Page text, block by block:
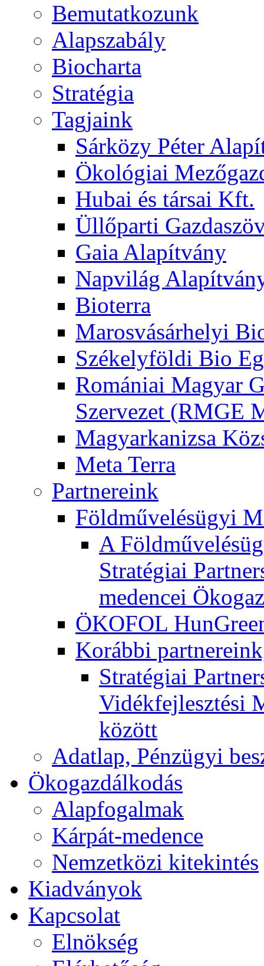
Bemutatkozunk
Alapszabály
Biocharta
Stratégia
Tagjaink
Sárközy Péter
Ökológiai
Hubai és társai Kft.
Üllőparti
Gaia Alapítvány
Napvilág
Bioterra
Marosvásárhelyi
Székelyföldi Bio
Romániai Magyar
Szervezet (RMGE
Magyarkanizsa
Meta Terra
Partnereink
Földművelésügyi
A
Stratégiai
medencei
ÖKOFOL
Korábbi
Stratégiai
Vidékfejlesztési
között
Adatlap, Pénzügyi
Ökogazdálkodás
Alapfogalmak
Kárpát-medence
Nemzetközi kitekintés
Kiadványok
Kapcsolat
Elnökség